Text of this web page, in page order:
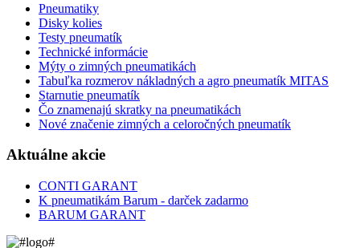
Pneumatiky
Disky kolies
Testy pneumatík
Technické informácie
Mýty o zimných pneumatikách
Tabuľka rozmerov nákladných a agro pneumatík MITAS
Starnutie pneumatík
Čo znamenajú skratky na pneumatikách
Nové značenie zimných a celoročných pneumatík
Aktuálne akcie
CONTI GARANT
K pneumatikám Barum - darček zadarmo
BARUM GARANT